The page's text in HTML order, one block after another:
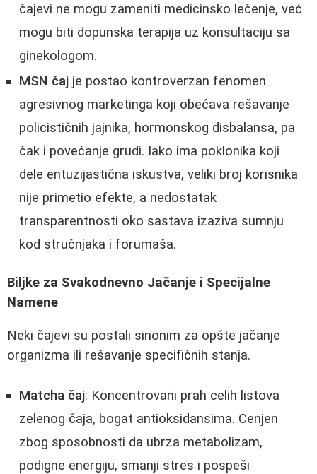
čajevi ne mogu zameniti medicinsko lečenje, već
mogu biti dopunska terapija uz konsultaciju sa
ginekologom.
MSN čaj je postao kontroverzan fenomen
agresivnog marketinga koji obećava rešavanje
policističnih jajnika, hormonskog disbalansa, pa
čak i povećanje grudi. Iako ima poklonika koji
dele entuzijastična iskustva, veliki broj korisnika
nije primetio efekte, a nedostatak
transparentnosti oko sastava izaziva sumnju
kod stručnjaka i forumaša.
Biljke za Svakodnevno Jačanje i Specijalne
Namene
Neki čajevi su postali sinonim za opšte jačanje
organizma ili rešavanje specifičnih stanja.
Matcha čaj: Koncentrovani prah celih listova
zelenog čaja, bogat antioksidansima. Cenjen
zbog sposobnosti da ubrza metabolizam,
podigne energiju, smanji stres i pospeši